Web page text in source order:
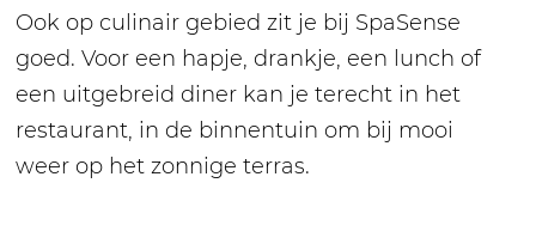
​Ook op culinair gebied zit je bij SpaSense
goed. Voor een hapje, drankje, een lunch of
een uitgebreid diner kan je terecht in het
restaurant, in de binnentuin om bij mooi
weer op het zonnige terras.